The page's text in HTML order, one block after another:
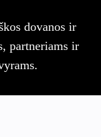
dovanos ir
partneriams ir